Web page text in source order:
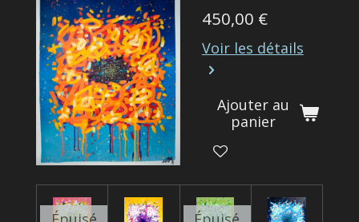
450,00 €
Voir les détails
Ajouter au
panier